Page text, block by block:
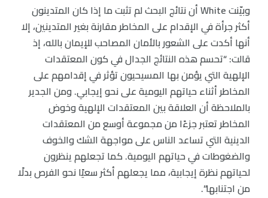
وبيّنت White أن نتائج البحث لم تثبت ما إذا كان المتدينون
أكثر جرأة في الإقدام على المخاطر مقارنة بغير المتدينين، إلا
أنها أكدت على الشعور بالأمان المصاحب للإيمان بالله، إذ
قالت: “تحسم هذه النتائج الجدال في كون المعتقدات
الإلهية التي يؤمن بها المسيحيون تؤثر في إقدامهم على
المخاطر أثناء حياتهم اليومية على نحو إيجابي. ومن الجدير
بالملاحظة أن العلاقة بين المعتقدات الإلهية وخوض
المخاطر تعتبر جزءًا من مجموعة أوسع من المعتقدات
الدينية التي تساعد الناس على مواجهة الشك والخوف
والضغوطات في حياتهم اليومية. كما تجعلهم ينظرون
لحياتهم نظرة إيجابية، مما يجعلهم أكثر سعيًا نحو الفرص بدلًا
من اجتنابها”.